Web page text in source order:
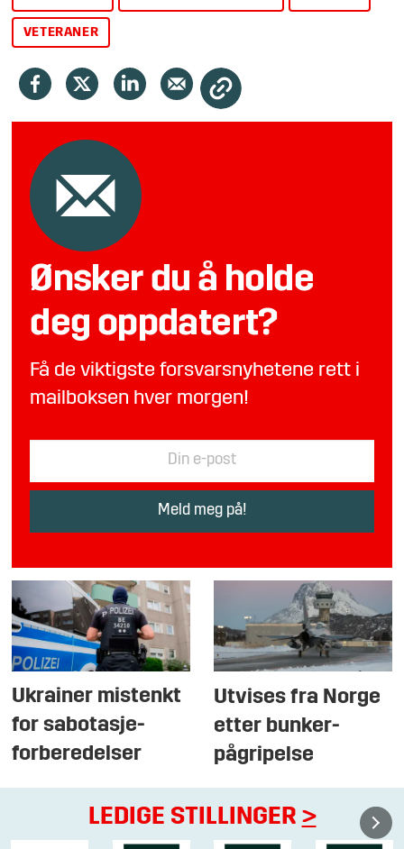
VETERANER
Ønsker du å holde
deg oppdatert?
Få de viktigste forsvarsnyhetene rett i
mailboksen hver morgen!
Ukrainer mistenkt
for sabotasje-
forberedelser
Utvises fra Norge
etter bunker-
pågripelse
LEDIGE STILLINGER >